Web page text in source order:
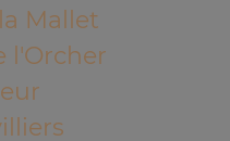
Mallet
l'Orcher